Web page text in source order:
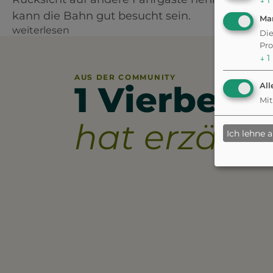
kann die Bahn gut besucht sein.
weiterlesen
AUS DER COMMUNITY
1
hat erzählt.
↓ 1
Ich lehne